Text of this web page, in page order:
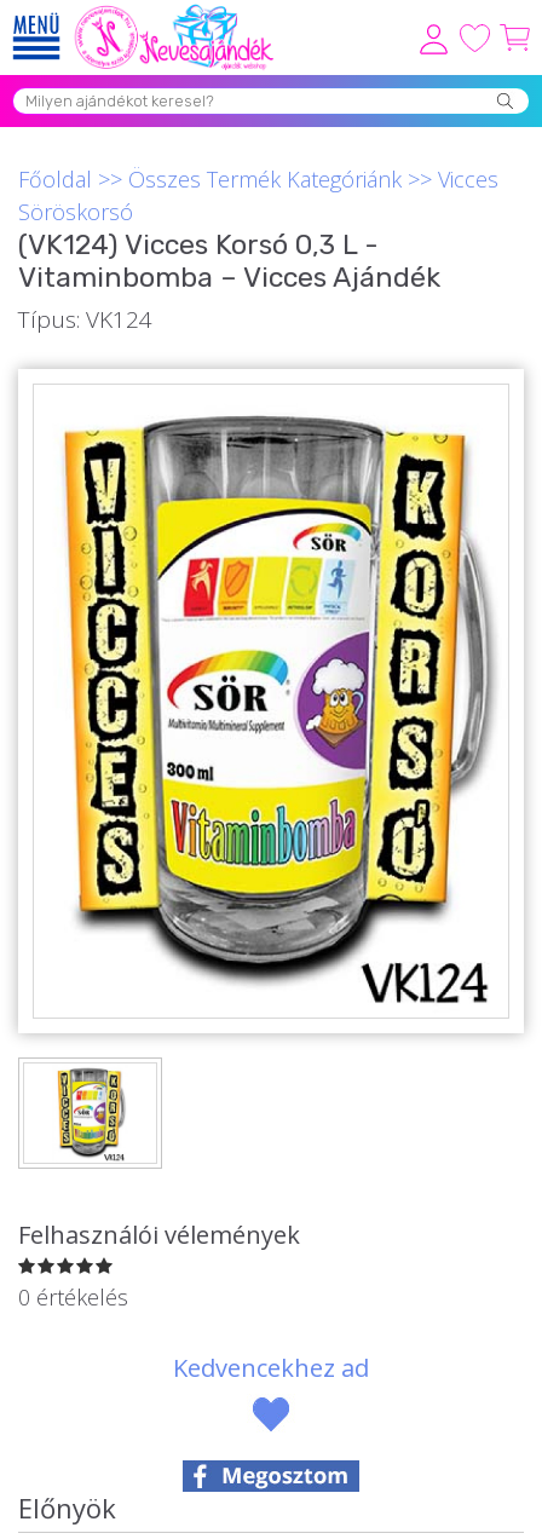
Viszonteladóknak
Grill Party Kellékek ❤️
Egyedi Ajándékok Rendelés
Összes Ajándék Kategória ⭐
Vicces Pólók
Szerelmes Ajándékok ❤
Budapest Ajándéktárgyak
Szülinapi ajándékok
Alkalmakra
Ajándék Ötletek Férfiaknak
Ajándék Nőknek
Ajándék Gyerekeknek
Családtagoknak
Barátnak/Barátnőnek
Party kellékek
Névnapi ajándékok
Vicces ajándékok
Állatos ajándéktárgyak
Főoldal >> Összes Termék Kategóriánk >> Vicces
Söröskorsó
(VK124) Vicces Korsó 0,3 L -
Vitaminbomba – Vicces Ajándék
Típus: VK124
Felhasználói vélemények
0 értékelés
Kedvencekhez ad
Előnyök